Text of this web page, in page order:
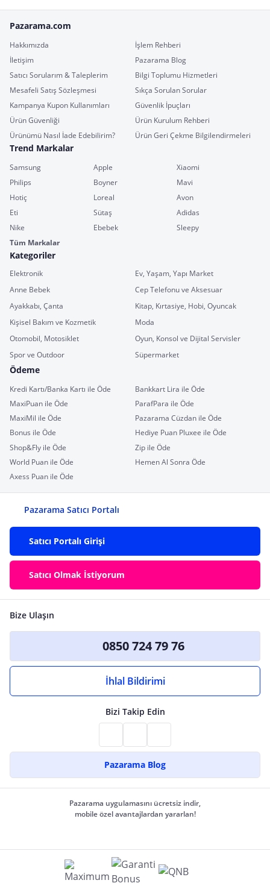
Pazarama.com
Hakkımızda
İşlem Rehberi
İletişim
Pazarama Blog
Satıcı Sorularım & Taleplerim
Bilgi Toplumu Hizmetleri
Mesafeli Satış Sözleşmesi
Sıkça Sorulan Sorular
Kampanya Kupon Kullanımları
Güvenlik İpuçları
Ürün Güvenliği
Ürün Kurulum Rehberi
Ürünümü Nasıl İade Edebilirim?
Ürün Geri Çekme Bilgilendirmeleri
Trend Markalar
Samsung Apple
Xiaomi
Philips
Boyner
Mavi
Hotiç
Loreal
Avon
Eti
Sütaş
Adidas
Nike
Ebebek
Sleepy
Tüm Markalar
Kategoriler
Elektronik
Ev, Yaşam, Yapı Market
Anne Bebek
Cep Telefonu ve Aksesuar
Ayakkabı, Çanta
Kitap, Kırtasiye, Hobi, Oyuncak
Kişisel Bakım ve Kozmetik
Moda
Otomobil, Motosiklet
Oyun, Konsol ve Dijital Servisler
Spor ve Outdoor
Süpermarket
Ödeme
Kredi Kartı/Banka Kartı ile Öde
Bankkart Lira ile Öde
MaxiPuan ile Öde
ParafPara ile Öde
MaxiMil ile Öde
Pazarama Cüzdan ile Öde
Bonus ile Öde
Hediye Puan Pluxee ile Öde
Shop&Fly ile Öde
Zip ile Öde
World Puan ile Öde
Hemen Al Sonra Öde
Axess Puan ile Öde
Pazarama Satıcı Portalı
Satıcı Portalı Girişi
Satıcı Olmak İstiyorum
Bize Ulaşın
0850 724 79 76
İhlal Bildirimi
Bizi Takip Edin
Pazarama Blog
Pazarama uygulamasını ücretsiz indir,
mobile özel avantajlardan yararlan!